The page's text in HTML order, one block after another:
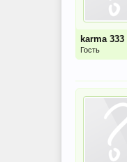
karma 333
Гость